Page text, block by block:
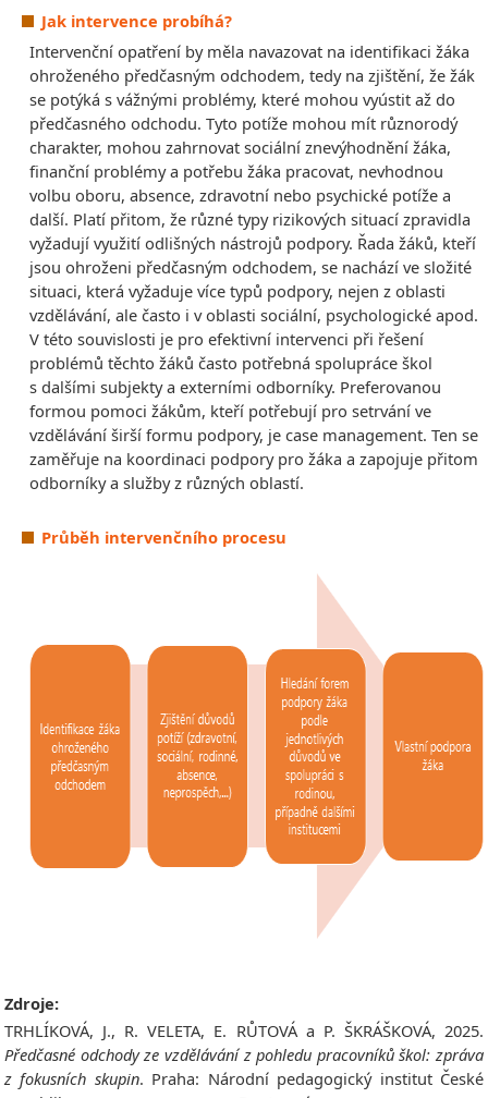
Jak intervence probíhá?
Intervenční opatření by měla navazovat na identifikaci žáka
ohroženého předčasným odchodem, tedy na zjištění, že žák
se potýká s vážnými problémy, které mohou vyústit až do
předčasného odchodu. Tyto potíže mohou mít různorodý
charakter, mohou zahrnovat sociální znevýhodnění žáka,
finanční problémy a potřebu žáka pracovat, nevhodnou
volbu oboru, absence, zdravotní nebo psychické potíže a
další. Platí přitom, že různé typy rizikových situací zpravidla
vyžadují využití odlišných nástrojů podpory. Řada žáků, kteří
jsou ohroženi předčasným odchodem, se nachází ve složité
situaci, která vyžaduje více typů podpory, nejen z oblasti
vzdělávání, ale často i v oblasti sociální, psychologické apod.
V této souvislosti je pro efektivní intervenci při řešení
problémů těchto žáků často potřebná spolupráce škol
s dalšími subjekty a externími odborníky. Preferovanou
formou pomoci žákům, kteří potřebují pro setrvání ve
vzdělávání širší formu podpory, je case management. Ten se
zaměřuje na koordinaci podpory pro žáka a zapojuje přitom
odborníky a služby z různých oblastí.
Průběh intervenčního procesu
Zdroje:
TRHLÍKOVÁ, J., R. VELETA, E. RŮTOVÁ a P. ŠKRÁŠKOVÁ, 2025.
Předčasné odchody ze vzdělávání z pohledu pracovníků škol: zpráva
z fokusních skupin. Praha: Národní pedagogický institut České